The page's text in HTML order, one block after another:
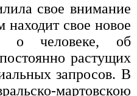
свое внимание
находит свое новое
о человеке, об
растущих
запросов. В
мартовскою